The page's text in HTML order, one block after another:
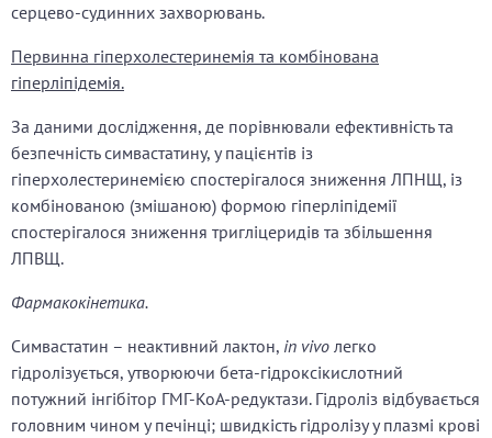
серцево-судинних захворювань.
Первинна гіперхолестеринемія та комбінована
гіперліпідемія.
За даними дослідження, де порівнювали ефективність та
безпечність симвастатину, у пацієнтів із
гіперхолестеринемією спостерігалося зниження ЛПНЩ, із
комбінованою (змішаною) формою гіперліпідемії
спостерігалося зниження тригліцеридів та збільшення
ЛПВЩ.
Фармакокінетика.
Симвастатин – неактивний лактон, in vivo легко
гідролізується, утворюючи бета-гідроксікислотний
потужний інгібітор ГМГ-КоА-редуктази. Гідроліз відбувається
головним чином у печінці; швидкість гідролізу у плазмі крові